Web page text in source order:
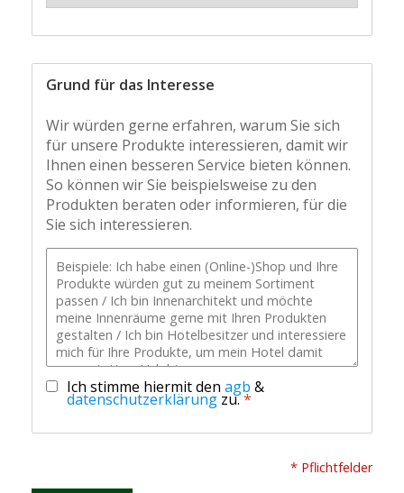
Grund für das Interesse
Wir würden gerne erfahren, warum Sie sich
für unsere Produkte interessieren, damit wir
Ihnen einen besseren Service bieten können.
So können wir Sie beispielsweise zu den
Produkten beraten oder informieren, für die
Sie sich interessieren.
Ich stimme hiermit den agb &
datenschutzerklärung zu.*
* Pflichtfelder